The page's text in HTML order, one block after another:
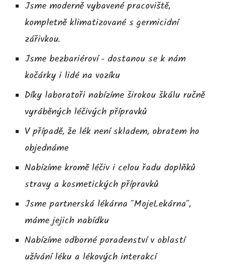
Jsme moderně vybavené pracoviště,
kompletně klimatizované s germicidní
zářivkou.
Jsme bezbariéroví - dostanou se k nám
kočárky i lidé na vozíku
Díky laboratoři nabízíme širokou škálu ručně
vyráběných léčivých přípravků
V případě, že lék není skladem, obratem ho
objednáme
Nabízíme kromě léčiv i celou řadu doplňků
stravy a kosmetických přípravků
Jsme partnerská lékárna "MojeLekárna",
máme jejich nabídku
Nabízíme odborné poradenství v oblastí
užívání léku a lékových interakcí